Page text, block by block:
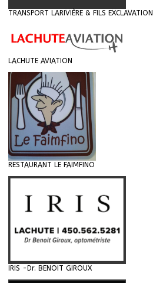
TRANSPORT LARIVIÈRE & FILS EXCLAVATION
LACHUTE AVIATION
RESTAURANT LE FAIMFINO
IRIS -Dr. BENOIT GIROUX